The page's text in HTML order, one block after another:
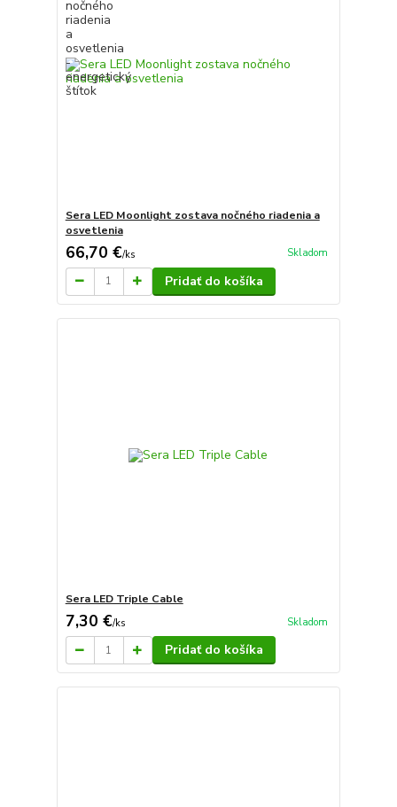
Sera LED Moonlight zostava nočného riadenia a
osvetlenia
66,70 €/ks Skladom
Pridať do košíka
Sera LED Triple Cable
7,30 €/ks Skladom
Pridať do košíka